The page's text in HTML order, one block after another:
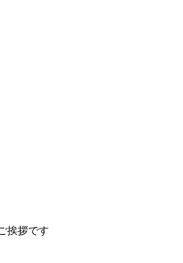
挨拶です